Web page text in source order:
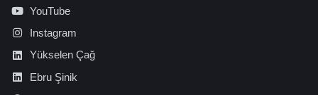
YouTube
Instagram
Yükselen Çağ
Ebru Şinik